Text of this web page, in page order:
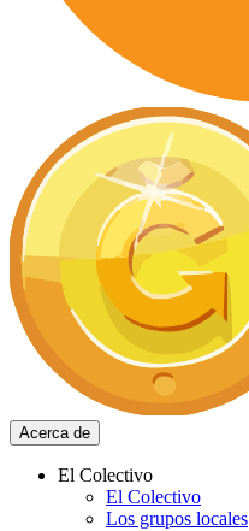
Acerca de
El Colectivo
El Colectivo
Los grupos locales